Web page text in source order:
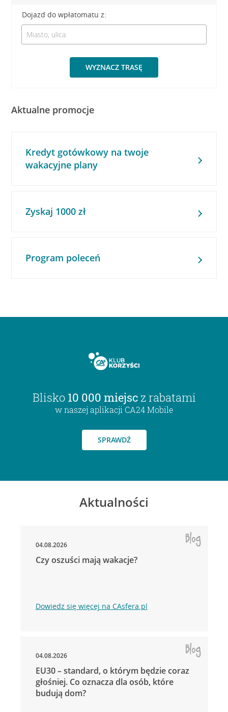
Dojazd do wpłatomatu z:
WYZNACZ TRASĘ
Aktualne promocje
Kredyt gotówkowy na twoje
wakacyjne plany
Zyskaj 1000 zł
Program poleceń
Blisko 10 000 miejsc z rabatami
w naszej aplikacji CA24 Mobile
SPRAWDŹ
Aktualności
04.08.2026
Czy oszuści mają wakacje?
Dowiedz się więcej na CAsfera.pl
04.08.2026
EU30 – standard, o którym będzie coraz
głośniej. Co oznacza dla osób, które
budują dom?